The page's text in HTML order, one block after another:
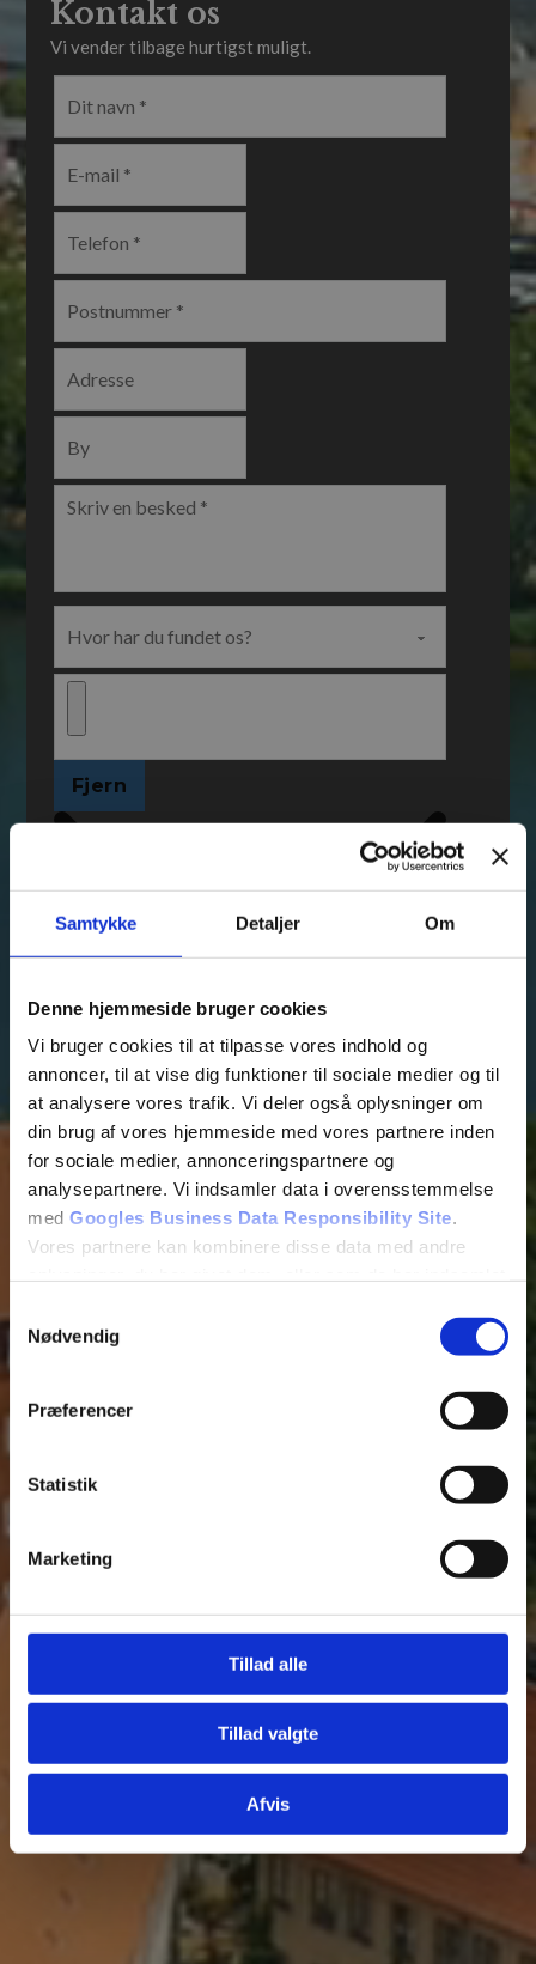
Samtykke Detaljer Om
Denne hjemmeside bruger cookies
Vi bruger cookies til at tilpasse vores indhold og
annoncer, til at vise dig funktioner til sociale medier og til
at analysere vores trafik. Vi deler også oplysninger om
din brug af vores hjemmeside med vores partnere inden
for sociale medier, annonceringspartnere og
analysepartnere. Vi indsamler data i overensstemmelse
med Googles Business Data Responsibility Site.
Vores partnere kan kombinere disse data med andre
Nødvendig
Præferencer
Statistik
Marketing
Tillad alle
Tillad valgte
Afvis
Kontakt os
Vi vender tilbage hurtigst muligt.
Fjern
Tilføj filer (max 5)
Bliv kontaktet